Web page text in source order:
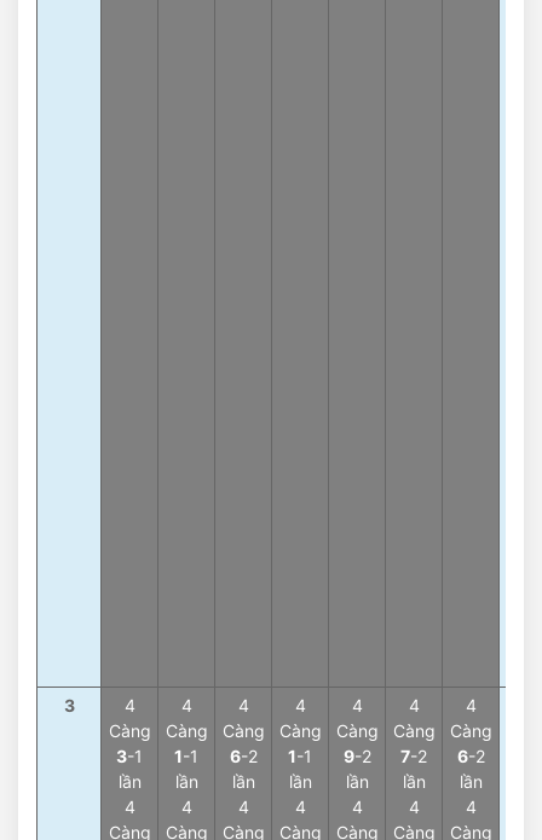
3
4
Càng
3-1
lần
4
Càng
4
Càng
1-1
lần
4
Càng
4
Càng
6-2
lần
4
Càng
4
Càng
1-1
lần
4
Càng
4
Càng
9-2
lần
4
Càng
4
Càng
7-2
lần
4
Càng
4
Càng
6-2
lần
4
Càng